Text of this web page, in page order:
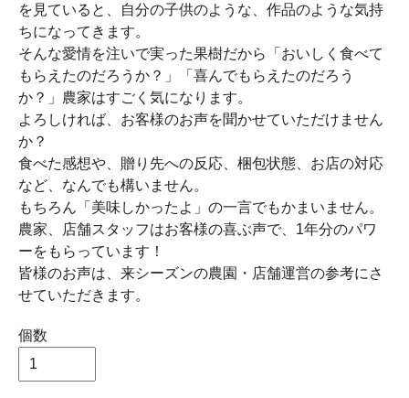
を見ていると、自分の子供のような、作品のような気持
ちになってきます。
そんな愛情を注いで実った果樹だから「おいしく食べて
もらえたのだろうか？」「喜んでもらえたのだろう
か？」農家はすごく気になります。
よろしければ、お客様のお声を聞かせていただけません
か？
食べた感想や、贈り先への反応、梱包状態、お店の対応
など、なんでも構いません。
もちろん「美味しかったよ」の一言でもかまいません。
農家、店舗スタッフはお客様の喜ぶ声で、1年分のパワ
ーをもらっています！
皆様のお声は、来シーズンの農園・店舗運営の参考にさ
せていただきます。
個数